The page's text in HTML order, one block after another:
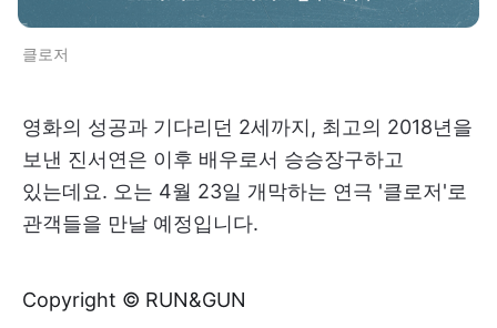
클로저
영화의 성공과 기다리던 2세까지, 최고의 2018년을
보낸 진서연은 이후 배우로서 승승장구하고
있는데요. 오는 4월 23일 개막하는 연극 '클로저'로
관객들을 만날 예정입니다.
Copyright © RUN&GUN